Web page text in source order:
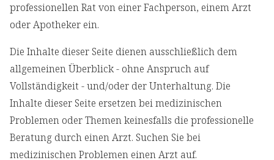
professionellen Rat von einer Fachperson, einem Arzt
oder Apotheker ein.
Die Inhalte dieser Seite dienen ausschließlich dem
allgemeinen Überblick - ohne Anspruch auf
Vollständigkeit - und/oder der Unterhaltung. Die
Inhalte dieser Seite ersetzen bei medizinischen
Problemen oder Themen keinesfalls die professionelle
Beratung durch einen Arzt. Suchen Sie bei
medizinischen Problemen einen Arzt auf.